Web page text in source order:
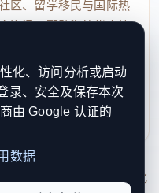
瓯剧名家方汝将、
媛、刘佳佳等联袂登
合，不仅保证了艺术
的生动写照。
区、留学移民与国际热
资讯，帮助海外华人快
先处理站务、投稿与权
Reserved. 本网站持续优化
化、访问分析或启动
录、安全及保存本次
由 Google 认证的
数据